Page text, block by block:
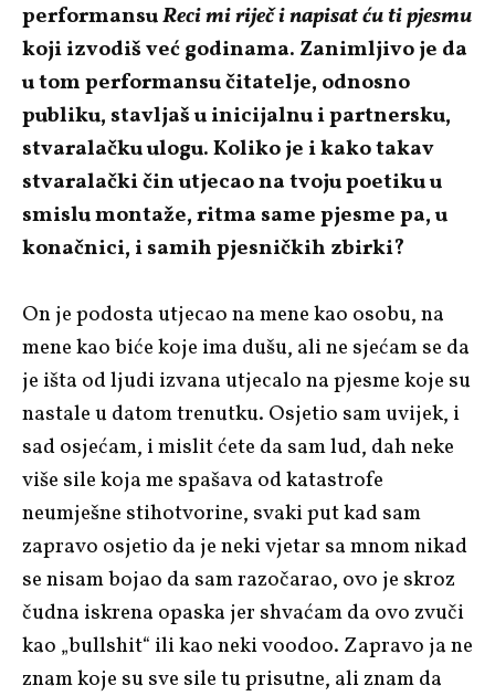
performansuReci mi riječ i napisat ću ti pjesmu
koji izvodiš već godinama. Zanimljivo je da
u tom performansu čitatelje, odnosno
publiku, stavljaš u inicijalnu i partnersku,
stvaralačku ulogu. Koliko je i kako takav
stvaralački čin utjecao na tvoju poetiku u
smislu montaže, ritma same pjesme pa, u
konačnici, i samih pjesničkih zbirki?
On je podosta utjecao na mene kao osobu, na
mene kao biće koje ima dušu, ali ne sjećam se da
je išta od ljudi izvana utjecalo na pjesme koje su
nastale u datom trenutku. Osjetio sam uvijek, i
sad osjećam, i mislit ćete da sam lud, dah neke
više sile koja me spašava od katastrofe
neumješne stihotvorine, svaki put kad sam
zapravo osjetio da je neki vjetar sa mnom nikad
se nisam bojao da sam razočarao, ovo je skroz
čudna iskrena opaska jer shvaćam da ovo zvuči
kao „bullshit“ ili kao neki voodoo. Zapravo ja ne
znam koje su sve sile tu prisutne, ali znam da